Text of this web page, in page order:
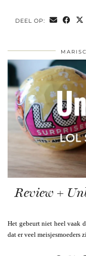
DEEL OP:
Review +
Het gebeurt niet heel vaak
dat er veel